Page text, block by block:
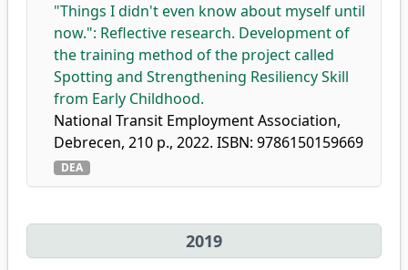
"Things I didn't even know about myself until
now.": Reflective research. Development of
the training method of the project called
Spotting and Strengthening Resiliency Skill
from Early Childhood.
National Transit Employment Association,
Debrecen, 210 p., 2022. ISBN: 9786150159669
DEA
2019